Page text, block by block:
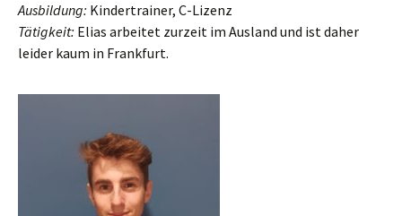
Ausbildung: Kindertrainer, C-Lizenz
Tätigkeit: Elias arbeitet zurzeit im Ausland und ist daher
leider kaum in Frankfurt.